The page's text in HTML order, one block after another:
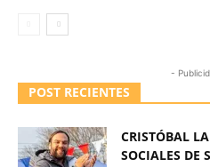
-
POST RECIENTES
CRISTÓBAL
SOCIALES DE